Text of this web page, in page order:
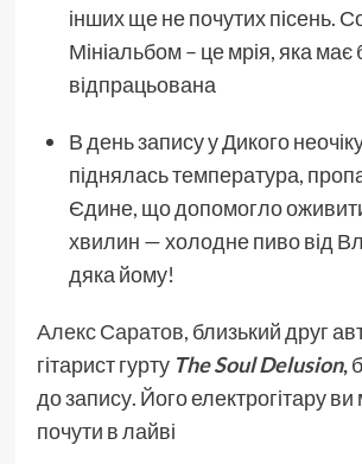
інших ще не почутих пісень.
Мініальбом – це мрія, яка має
відпрацьована
В день запису у Дикого
піднялась температура,
Єдине, що допомогло
хвилин — холодне пиво від
дяка йому!
Алекс Саратов, близький друг
гітарист гурту The Soul Delusion,
до запису. Його електрогітару
почути в лайві